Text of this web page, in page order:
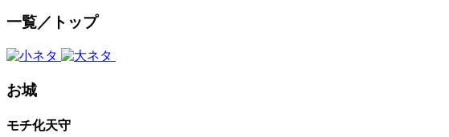
一覧／トップ
お城
モチ化天守